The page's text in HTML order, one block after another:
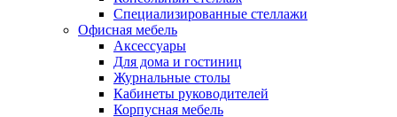
Специализированные стеллажи
Офисная мебель
Аксессуары
Для дома и гостиниц
Журнальные столы
Кабинеты руководителей
Корпусная мебель